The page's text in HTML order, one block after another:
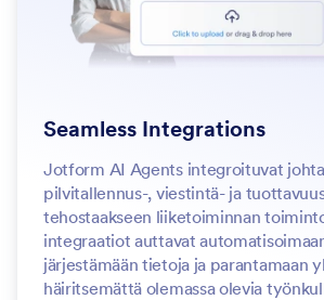
Seamless Integrations
Jotform AI Agents integroituvat
pilvitallennus-, viestintä- ja
tehostaakseen liiketoiminnan
integraatiot auttavat
järjestämään tietoja ja parantamaan
häiritsemättä olemassa olevia